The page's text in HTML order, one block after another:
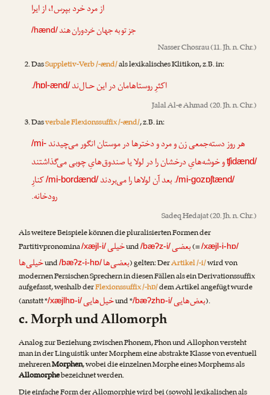
از مرد خرد بپرس!، از ایرا
جز تو به جهان خردوران هند/hænd/
Nasser Chosrau(11. Jh. n. Chr.)
DasSuppletiv-Verb /-ænd/als lexikalisches Klitikon, z.B. in:
اکثرِ روستاهامان در این حـال‌ند/hɒl-ænd/
.
Jalal Al-e Ahmad(20. Jh. n. Chr.)
Dasverbale Flexionssuffix /-ænd/, z.B. in:
هر روز دسته‌جمعی زن و مرد و دخترها در موستان انگور می‌چیدند /mi-
ʧidænd/و خوشه‌هایِ درخشان را در لولا یا صندوق‌هایِ چوبی می‌گذاشتند
/mi-gozɒʃtænd/. بعد آن لولاها را می‌بردند/mi-bordænd/کنارِ
رودخانه.
Sadeq Hedajat(20. Jh. n. Chr.)
Als weitere Beispiele können die pluralisierten Formen der
Partitivpronomina/xæjl-i/خیلیund/bæʔz-i/بعضی(=/xæjl-i-hɒ/
خیلی‌هاund/bæʔz-i-hɒ/ بعضی‌ها) gelten: DerArtikel /-i/wird von
modernen Persischen Sprechern in diesen Fällen als ein Derivationssuffix
aufgefasst, weshalb derFlexionssuffix /-hɒ/dem Artikel angefügt wurde
(anstatt */xæjlhɒ-i/خیل‌هاییund */bæʔzhɒ-i/بعض‌هایی).
c. Morph und Allomorph
Analog zur Beziehung zwischen Phonem, Phon und Allophon versteht
man in der Linguistik unter Morphem eine abstrakte Klasse von eventuell
mehrerenMorphen, wobei die einzelnen Morphe eines Morphems als
Allomorphebezeichnet werden.